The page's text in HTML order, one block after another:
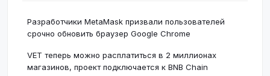
Разработчики MetaMask призвали пользователей
срочно обновить браузер Google Chrome
VET теперь можно расплатиться в 2 миллионах
магазинов, проект подключается к BNB Chain